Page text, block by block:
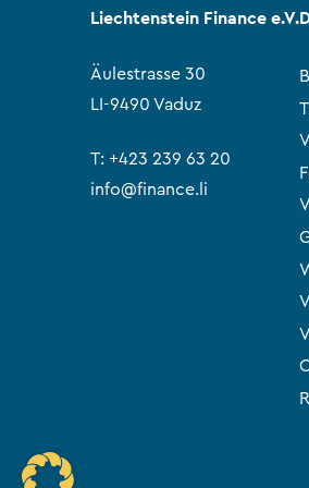
Liechtenstein Finance e.V.
Äulestrasse 30
LI-9490 Vaduz
T:+423 239 63 20
info@finance.li